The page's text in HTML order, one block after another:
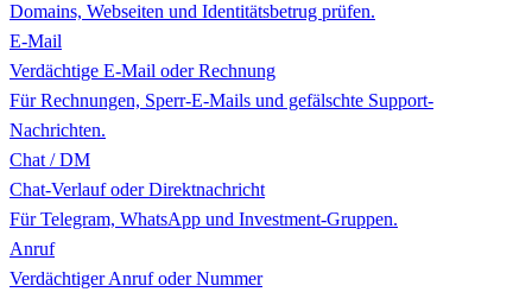
Domains, Webseiten und Identitätsbetrug prüfen.
E-Mail
Verdächtige E-Mail oder Rechnung
Für Rechnungen, Sperr-E-Mails und gefälschte Support-
Nachrichten.
Chat / DM
Chat-Verlauf oder Direktnachricht
Für Telegram, WhatsApp und Investment-Gruppen.
Anruf
Verdächtiger Anruf oder Nummer